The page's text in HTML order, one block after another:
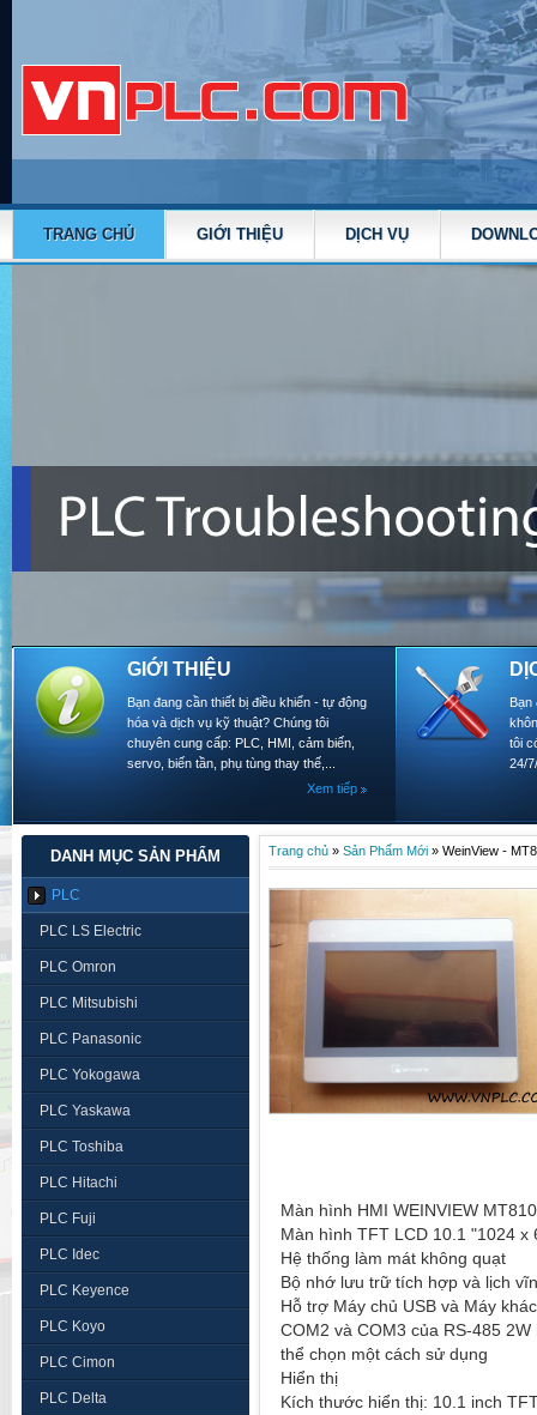
TRANG CHỦ GIỚI THIỆU DỊCH VỤ
GIỚI THIỆU
Bạn đang cần thiết bị điều khiển - tự động
hóa và dịch vụ kỹ thuật? Chúng tôi
chuyên cung cấp: PLC, HMI, cảm biến,
servo, biến tần, phụ tùng thay thế,...
Xem tiếp
Bạn
tôi
24/
DANH MỤC SẢN PHẨM
PLC
PLC LS Electric
PLC Omron
PLC Mitsubishi
PLC Panasonic
PLC Yokogawa
PLC Yaskawa
PLC Toshiba
PLC Hitachi
PLC Fuji
PLC Idec
PLC Keyence
PLC Koyo
PLC Cimon
PLC Delta
Trang chủ » Sản Phẩm Mới » WeinView -
Màn hình HMI WEINVIEW
Màn hình TFT LCD 10.1 "1024
Hệ thống làm mát không quạt
Bộ nhớ lưu trữ tích hợp và lịch
Hỗ trợ Máy chủ USB và Máy
COM2 và COM3 của RS-485
thể chọn một cách sử dụng
Hiển thị
Kích thước hiển thị: 10.1 inch